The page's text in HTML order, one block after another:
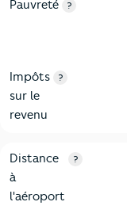
Pauvreté ?
Impôts
sur le
revenu
?
3-Critères Bouzigues
Distance
à
l'aéroport
?